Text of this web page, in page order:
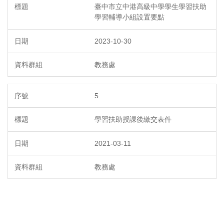
臺中市立中港高級中學學生學習扶助
學習輔導小組設置要點
2023-10-30
教務處
5
學習扶助授課後繳交表件
2021-03-11
教務處